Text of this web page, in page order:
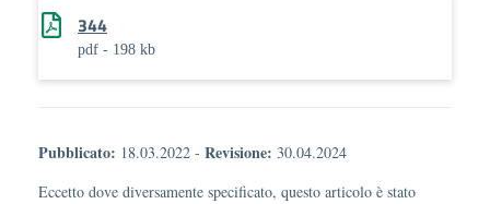
344
pdf - 198 kb
Pubblicato: 18.03.2022 - Revisione: 30.04.2024
Eccetto dove diversamente specificato, questo articolo è stato